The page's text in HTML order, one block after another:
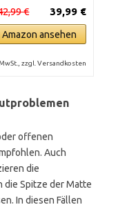
39,99 €
€
Amazon ansehen
zzgl. Versandkosten
offenen
Auch
die
die Spitze der Matte
In diesen Fällen